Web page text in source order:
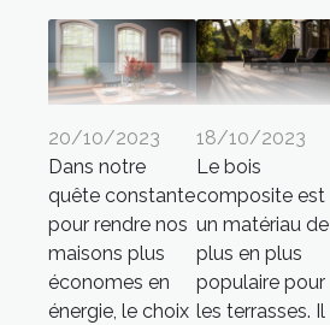
20/10/2023
Dans notre
quête constante
pour rendre nos
maisons plus
économes en
énergie, le choix
18/10/2023
Le bois
composite est
un matériau de
plus en plus
populaire pour
les terrasses. Il